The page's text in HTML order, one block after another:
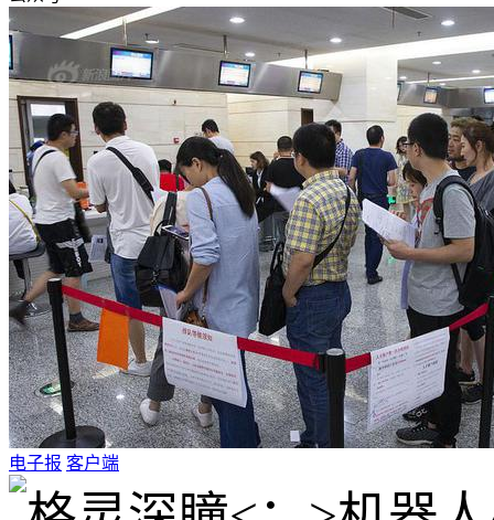
电子报 客户端